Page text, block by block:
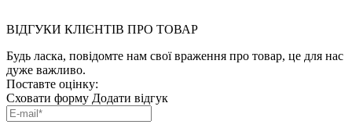
ВІДГУКИ КЛІЄНТІВ ПРО ТОВАР
Будь ласка, повідомте нам свої враження про товар, це для нас
дуже важливо.
Поставте оцінку:
Сховати форму Додати відгук